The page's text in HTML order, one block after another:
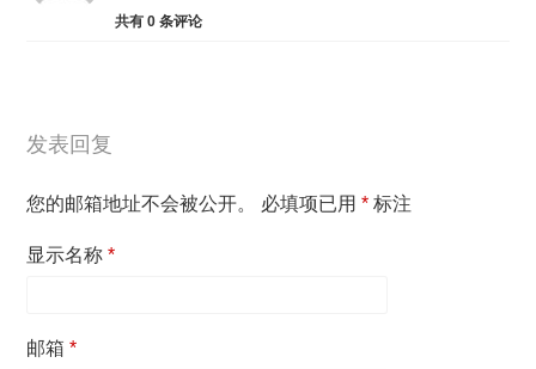
共有0 条评论
发表回复
您的邮箱地址不会被公开。 必填项已用* 标注
显示名称*
邮箱*